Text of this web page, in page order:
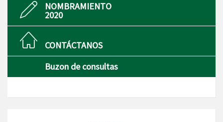
NOMBRAMIENTO
2020
CONTÁCTANOS
Buzon de consultas